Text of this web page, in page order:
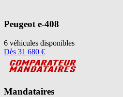
Peugeot e-408
6 véhicules disponibles
Dès 31 680 €
Mandataires